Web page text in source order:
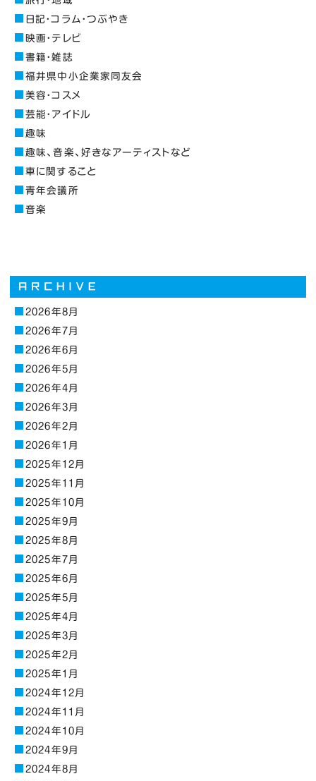
日記・コラム・つぶやき
映画・テレビ
書籍・雑誌
福井県中小企業家同友会
美容・コスメ
芸能・アイドル
趣味
趣味、音楽、好きなアーティストなど
車に関すること
青年会議所
音楽
2026年8月
2026年7月
2026年6月
2026年5月
2026年4月
2026年3月
2026年2月
2026年1月
2025年12月
2025年11月
2025年10月
2025年9月
2025年8月
2025年7月
2025年6月
2025年5月
2025年4月
2025年3月
2025年2月
2025年1月
2024年12月
2024年11月
2024年10月
2024年9月
2024年8月